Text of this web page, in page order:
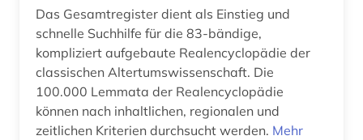
Das Gesamtregister dient als Einstieg und
schnelle Suchhilfe für die 83-bändige,
kompliziert aufgebaute Realencyclopädie der
classischen Altertumswissenschaft. Die
100.000 Lemmata der Realencyclopädie
können nach inhaltlichen, regionalen und
zeitlichen Kriterien durchsucht werden. Mehr